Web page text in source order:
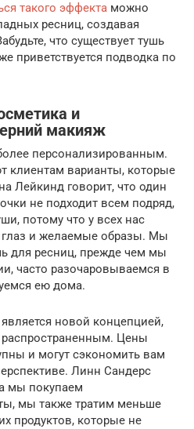
такого эффекта можно
ресниц, создавая
что существует тушь
приветствуется подводка по
и
макияж
персонализированным.
клиентам варианты, которые
Лейкинд говорит, что один
не подходит всем подряд,
потому что у всех нас
и желаемые образы. Мы
для ресниц, прежде чем мы
часто разочаровываемся в
ею дома.
новой концепцией,
распространенным. Цены
и могут сэкономить вам
Линн Сандерс
мы покупаем
мы также тратим меньше
продуктов, которые не